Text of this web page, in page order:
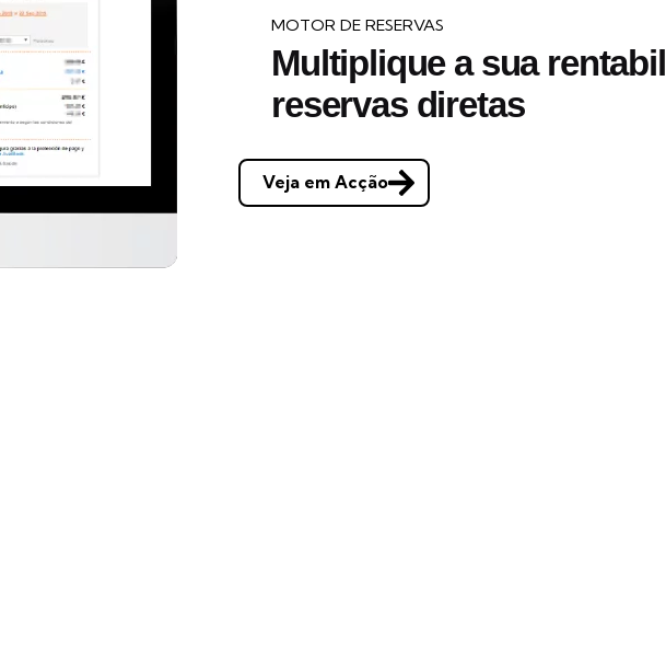
MOTOR DE RESERVAS
Multiplique a sua
reservas diretas
Veja em Acção